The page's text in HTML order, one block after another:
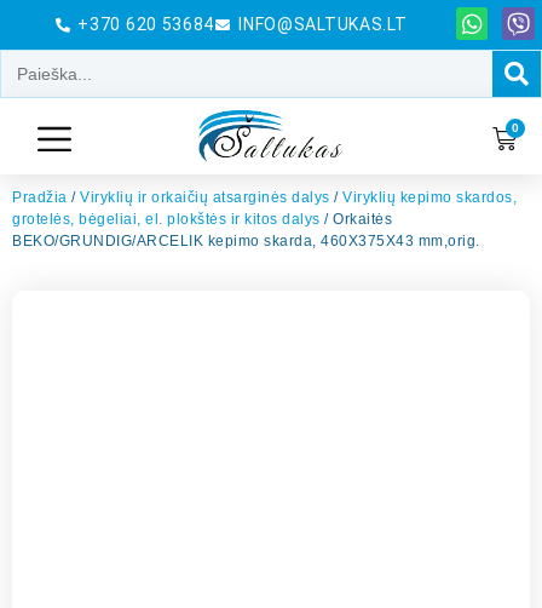
+370 620 53684 INFO@SALTUKAS.LT
0
Pradžia / Viryklių ir orkaičių atsarginės dalys / Viryklių kepimo skardos,
grotelės, bėgeliai, el. plokštės ir kitos dalys / Orkaitės
BEKO/GRUNDIG/ARCELIK kepimo skarda, 460X375X43 mm,orig.